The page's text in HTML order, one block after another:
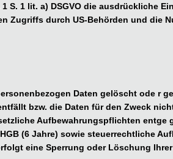
S. 1 lit. a) DSGVO die ausdrückliche
Zugriffs durch US-Behörden und die
Daten gelöscht ode r
bzw. die Daten für den Zweck
Aufbewahrungspflichten entge
(6 Jahre) sowie steuerrechtliche
eine Sperrung oder Löschung